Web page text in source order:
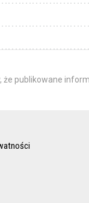
publikowane